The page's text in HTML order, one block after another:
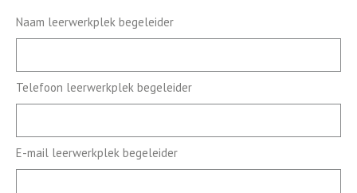
Naam leerwerkplek begeleider
Telefoon leerwerkplek begeleider
E-mail leerwerkplek begeleider